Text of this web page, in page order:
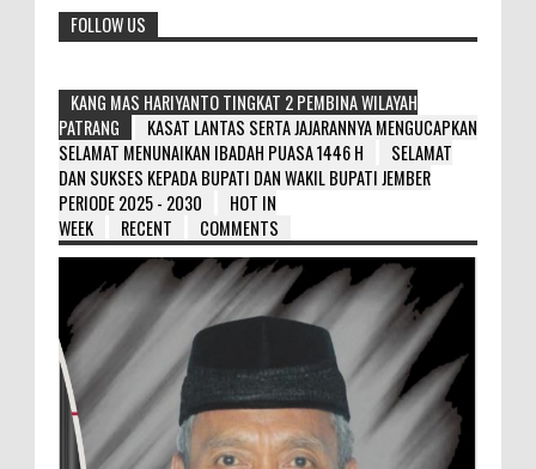
FOLLOW US
KANG MAS HARIYANTO TINGKAT 2 PEMBINA WILAYAH
PATRANG
KASAT LANTAS SERTA JAJARANNYA MENGUCAPKAN
SELAMAT MENUNAIKAN IBADAH PUASA 1446 H
SELAMAT
DAN SUKSES KEPADA BUPATI DAN WAKIL BUPATI JEMBER
PERIODE 2025 - 2030
HOT IN
WEEK
RECENT COMMENTS